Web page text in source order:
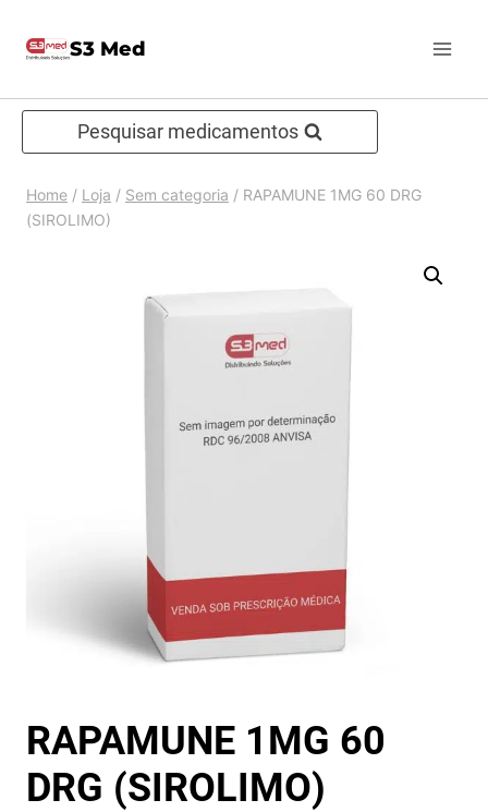
para
Conteúdo
S3 Med
Pesquisar medicamentos
Home / Loja / Sem categoria / RAPAMUNE 1MG 60 DRG
(SIROLIMO)
RAPAMUNE 1MG 60
DRG (SIROLIMO)